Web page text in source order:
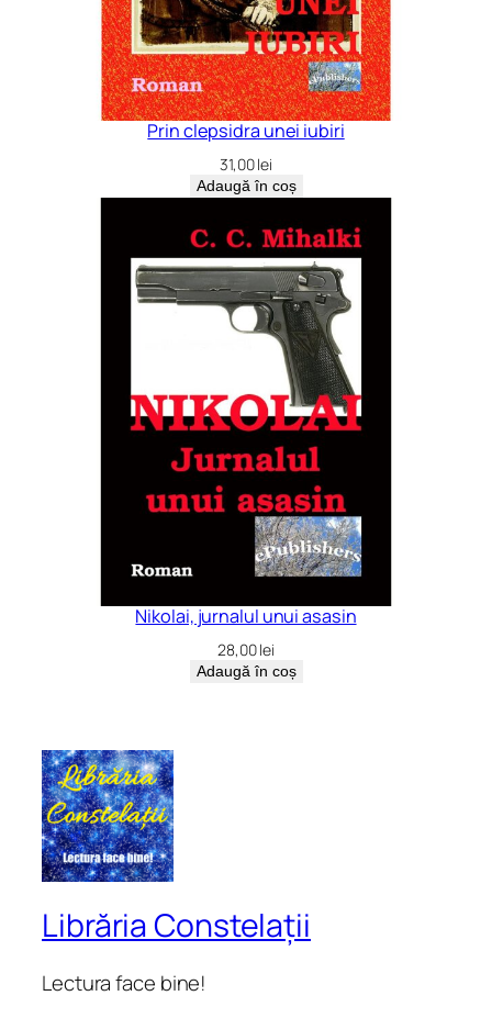
Prin clepsidra unei iubiri
31,00lei
Adaugă în coș
Nikolai, jurnalul unui asasin
28,00lei
Adaugă în coș
Librăria Constelații
Lectura face bine!